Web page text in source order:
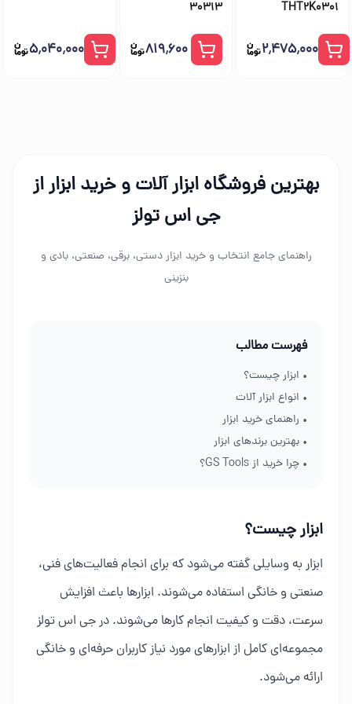
THT2K0301
۲٬۴۷۵٬۰۰۰
30313
۸۱۹٬۶۰۰ ۵٬۰۴۰٬۰۰۰
بهترین فروشگاه ابزار آلات و خرید ابزار از
جی اس تولز
راهنمای جامع انتخاب و خرید ابزار دستی، برقی، صنعتی، بادی و
بنزینی
فهرست مطالب
• ابزار چیست؟
• انواع ابزار آلات
• راهنمای خرید ابزار
• بهترین برندهای ابزار
• چرا خرید از GS Tools؟
ابزار چیست؟
ابزار به وسایلی گفته می‌شود که برای انجام فعالیت‌های فنی،
صنعتی و خانگی استفاده می‌شوند. ابزارها باعث افزایش
سرعت، دقت و کیفیت انجام کارها می‌شوند. در جی اس تولز
مجموعه‌ای کامل از ابزارهای مورد نیاز کاربران حرفه‌ای و خانگی
ارائه می‌شود.